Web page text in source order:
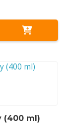
(400 ml)